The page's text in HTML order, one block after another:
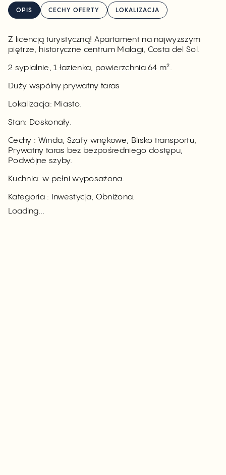
OPIS CECHY OFERTY LOKALIZACJA
Z licencją turystyczną! Apartament na najwyższym
piętrze, historyczne centrum Malagi, Costa del Sol.
2 sypialnie, 1 łazienka, powierzchnia 64 m².
Duży wspólny prywatny taras
Lokalizacja: Miasto.
Stan: Doskonały.
Cechy : Winda, Szafy wnękowe, Blisko transportu,
Prywatny taras bez bezpośredniego dostępu,
Podwójne szyby.
Kuchnia: w pełni wyposażona.
Kategoria : Inwestycja, Obniżona.
Loading...